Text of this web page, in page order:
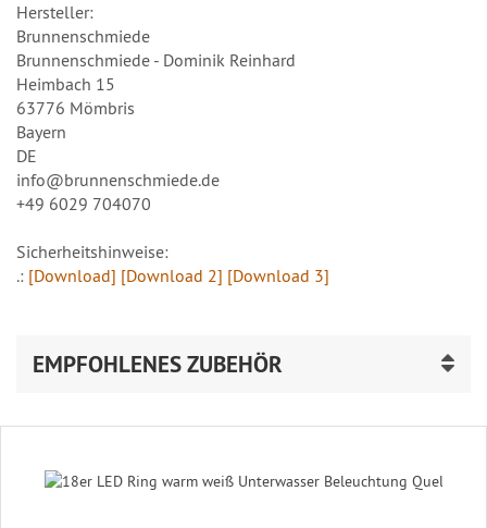
Hersteller:
Brunnenschmiede
Brunnenschmiede - Dominik Reinhard
Heimbach 15
63776 Mömbris
Bayern
DE
info@brunnenschmiede.de
+49 6029 704070
Sicherheitshinweise:
.: [Download] [Download 2] [Download 3]
EMPFOHLENES ZUBEHÖR